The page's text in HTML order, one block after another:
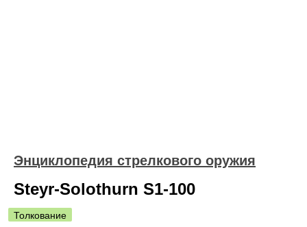
Энциклопедия стрелкового оружия
Steyr-Solothurn S1-100
Толкование